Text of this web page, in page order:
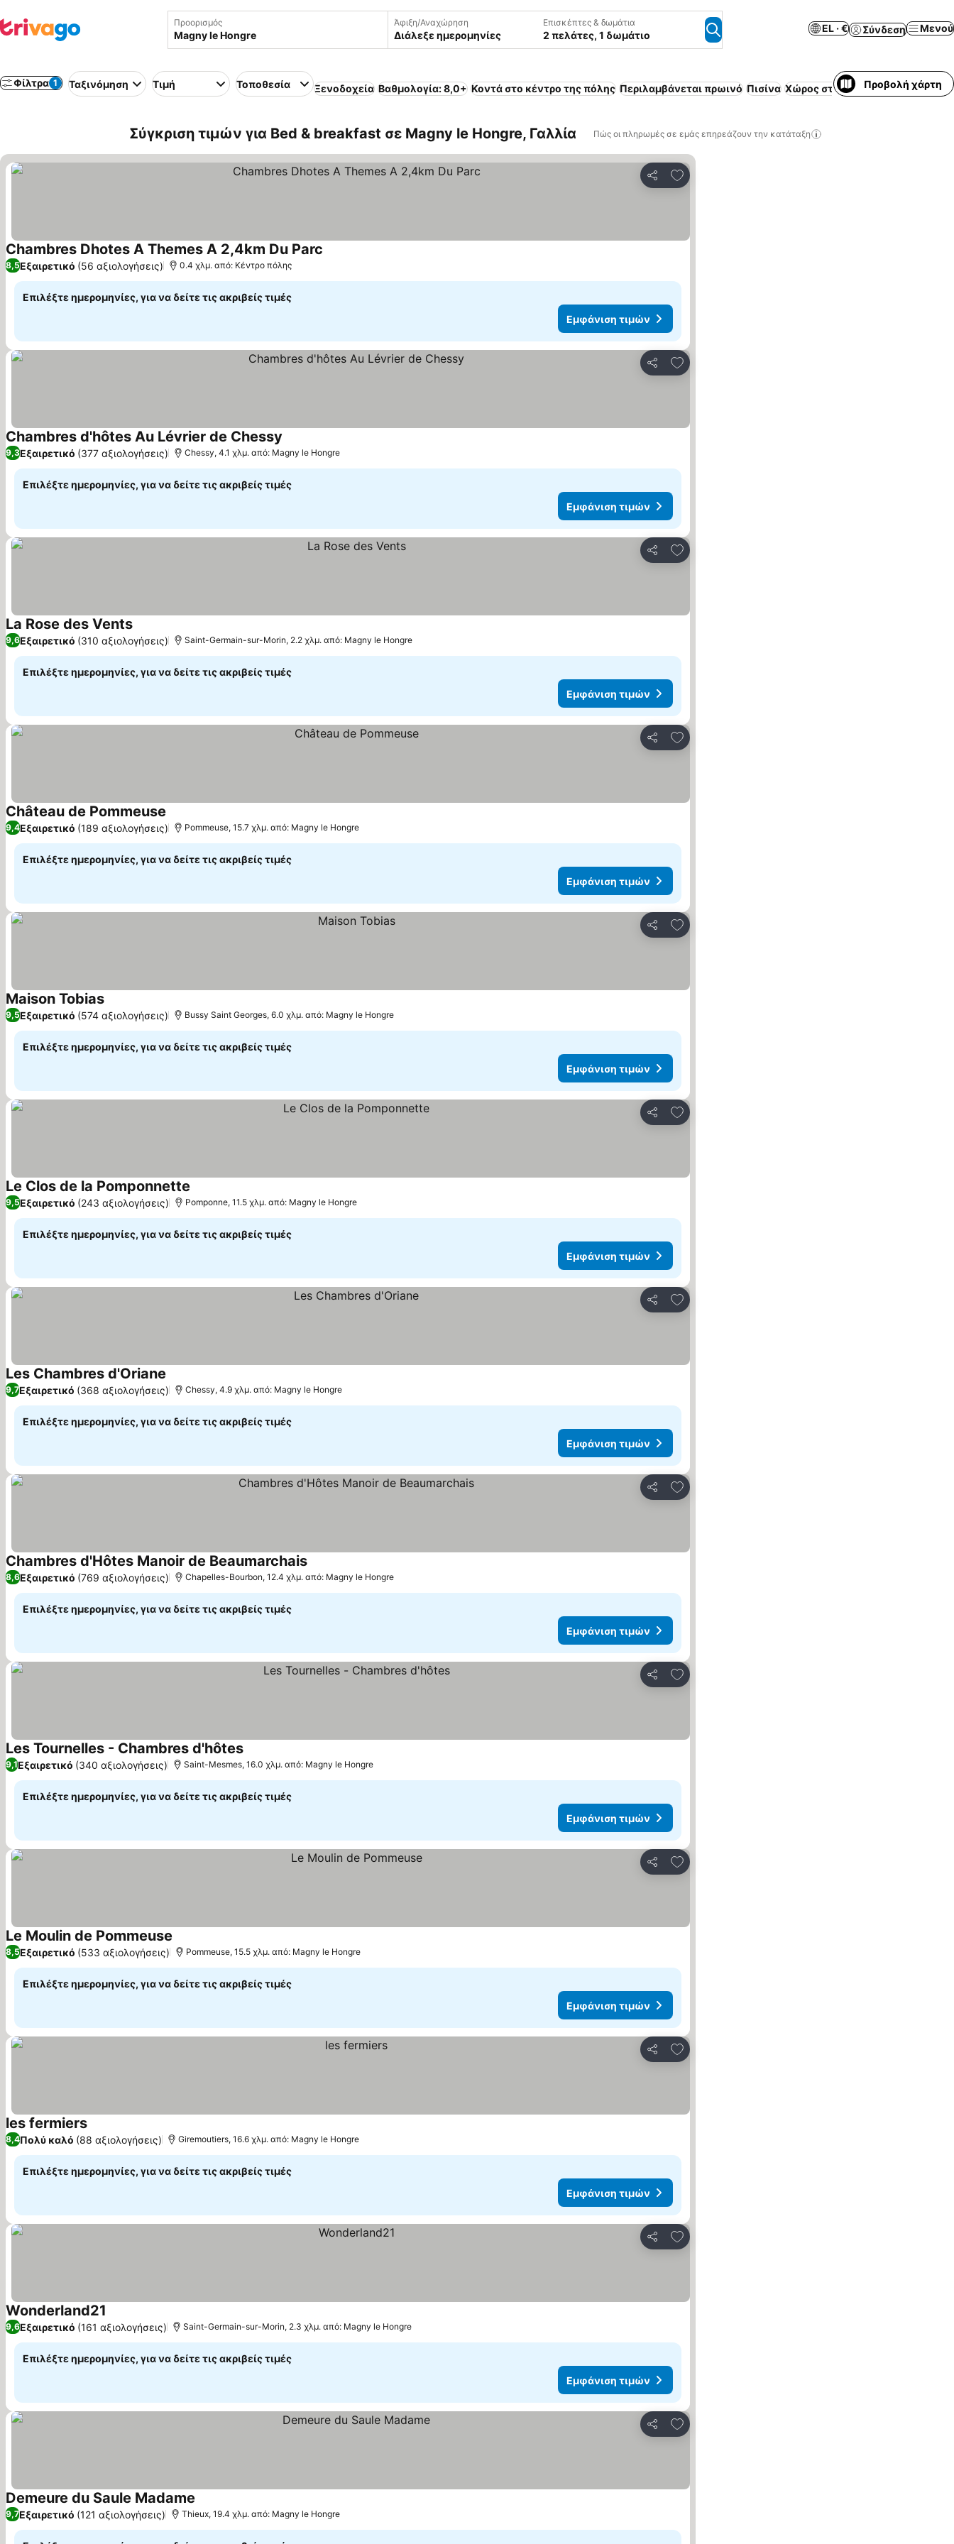
Προορισμός Άφιξη/Αναχώρηση
Διάλεξε ημερομηνίες
Επισκέπτες & δωμάτια
2 πελάτες, 1 δωμάτιο
EL · € Σύνδεση Μενού
Φίλτρα 1 Ταξινόμηση Τιμή Τοποθεσία Ξενοδοχεία Βαθμολογία: 8,0+ Κοντά στο κέντρο της πόλης Περιλαμβάνεται πρωινό Πισίνα Χώρος στάθμευσης Επιπλωμένο
Προβολή χάρτη
Σύγκριση τιμών για Bed & breakfast σε Magny le Hongre, Γαλλία Πώς οι πληρωμές σε εμάς επηρεάζουν την κατάταξη
Κοινοποίηση
Προσθήκη στα αγαπημένα
Chambres Dhotes A Themes A 2,4km Du Parc
8,5Εξαιρετικό (56 αξιολογήσεις) 0.4 χλμ. από: Κέντρο πόλης
Επιλέξτε ημερομηνίες, για να δείτε τις ακριβείς τιμές
Εμφάνιση τιμών
Κοινοποίηση
Προσθήκη στα αγαπημένα
Chambres d'hôtes Au Lévrier de Chessy
9,3Εξαιρετικό (377 αξιολογήσεις) Chessy, 4.1 χλμ. από: Magny le Hongre
Επιλέξτε ημερομηνίες, για να δείτε τις ακριβείς τιμές
Εμφάνιση τιμών
Κοινοποίηση
Προσθήκη στα αγαπημένα
La Rose des VentsΕμφάνιση τιμών
9,6Εξαιρετικό (310 αξιολογήσεις) Saint-Germain-sur-Morin, 2.2 χλμ. από: Magny le Hongre
Επιλέξτε ημερομηνίες, για να δείτε τις ακριβείς τιμές
Εμφάνιση τιμών
Κοινοποίηση
Προσθήκη στα αγαπημένα
Château de Pommeuse Εμφάνιση τιμών
9,4Εξαιρετικό (189 αξιολογήσεις) Pommeuse, 15.7 χλμ. από: Magny le Hongre
Επιλέξτε ημερομηνίες, για να δείτε τις ακριβείς τιμές
Εμφάνιση τιμών
Κοινοποίηση
Προσθήκη στα αγαπημένα
Maison TobiasΕμφάνιση τιμών
9,5Εξαιρετικό (574 αξιολογήσεις) Bussy Saint Georges, 6.0 χλμ. από: Magny le Hongre
Επιλέξτε ημερομηνίες, για να δείτε τις ακριβείς τιμές
Εμφάνιση τιμών
Κοινοποίηση
Προσθήκη στα αγαπημένα
Le Clos de la Pomponnette
9,5Εξαιρετικό (243 αξιολογήσεις) Pomponne, 11.5 χλμ. από: Magny le Hongre
Επιλέξτε ημερομηνίες, για να δείτε τις ακριβείς τιμές
Εμφάνιση τιμών
Κοινοποίηση
Προσθήκη στα αγαπημένα
Les Chambres d'Oriane Εμφάνιση τιμών
9,7Εξαιρετικό (368 αξιολογήσεις) Chessy, 4.9 χλμ. από: Magny le Hongre
Επιλέξτε ημερομηνίες, για να δείτε τις ακριβείς τιμές
Εμφάνιση τιμών
Κοινοποίηση
Προσθήκη στα αγαπημένα
Chambres d'Hôtes Manoir de BeaumarchaisΕμφάνιση τιμών
8,6Εξαιρετικό (769 αξιολογήσεις) Chapelles-Bourbon, 12.4 χλμ. από: Magny le Hongre
Επιλέξτε ημερομηνίες, για να δείτε τις ακριβείς τιμές
Εμφάνιση τιμών
Κοινοποίηση
Προσθήκη στα αγαπημένα
Les Tournelles - Chambres d'hôtesΕμφάνιση τιμών
9,1Εξαιρετικό (340 αξιολογήσεις) Saint-Mesmes, 16.0 χλμ. από: Magny le Hongre
Επιλέξτε ημερομηνίες, για να δείτε τις ακριβείς τιμές
Εμφάνιση τιμών
Κοινοποίηση
Προσθήκη στα αγαπημένα
Le Moulin de Pommeuse Εμφάνιση τιμών
8,5Εξαιρετικό (533 αξιολογήσεις) Pommeuse, 15.5 χλμ. από: Magny le Hongre
Επιλέξτε ημερομηνίες, για να δείτε τις ακριβείς τιμές
Εμφάνιση τιμών
Κοινοποίηση
Προσθήκη στα αγαπημένα
les fermiersΕμφάνιση τιμών
8,4Πολύ καλό (88 αξιολογήσεις) Giremoutiers, 16.6 χλμ. από: Magny le Hongre
Επιλέξτε ημερομηνίες, για να δείτε τις ακριβείς τιμές
Εμφάνιση τιμών
Κοινοποίηση
Προσθήκη στα αγαπημένα
Wonderland21 Εμφάνιση τιμών
9,6Εξαιρετικό (161 αξιολογήσεις) Saint-Germain-sur-Morin, 2.3 χλμ. από: Magny le Hongre
Επιλέξτε ημερομηνίες, για να δείτε τις ακριβείς τιμές
Εμφάνιση τιμών
Κοινοποίηση
Προσθήκη στα αγαπημένα
Demeure du Saule Madame
9,7Εξαιρετικό (121 αξιολογήσεις) Thieux, 19.4 χλμ. από: Magny le Hongre